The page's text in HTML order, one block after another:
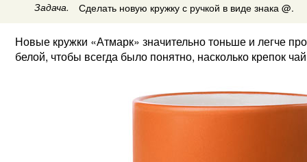
Задача. Сделать новую кружку с ручкой в виде знака @.
Новые кружки «Атмарк» значительно тоньше и легче
белой, чтобы всегда было понятно, насколько крепок